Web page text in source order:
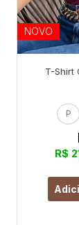
NOVO
T-Shirt
P
R$